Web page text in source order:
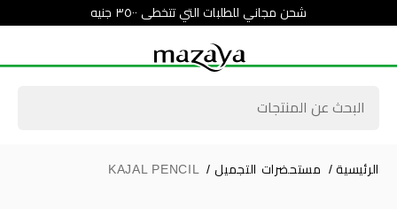
شحن مجاني للطلبات التي تتخطى ٣٥٠٠ جنيه
الرئيسية / مستحضرات التجميل /
KAJAL PENCIL